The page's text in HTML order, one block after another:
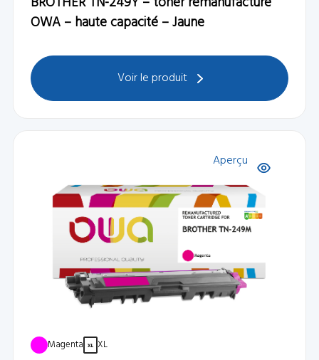
OWA – haute capacité – Jaune
Voir le produit
Aperçu
Magenta XL